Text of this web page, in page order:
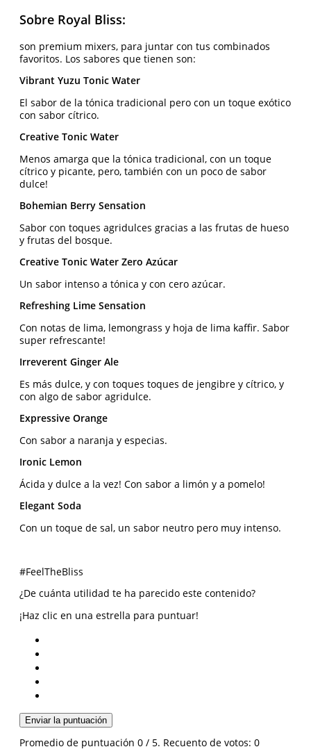
Sobre Royal Bliss:
son premium mixers, para juntar con tus combinados
favoritos. Los sabores que tienen son:
Vibrant Yuzu Tonic Water
El sabor de la tónica tradicional pero con un toque exótico
con sabor cítrico.
Creative Tonic Water
Menos amarga que la tónica tradicional, con un toque
cítrico y picante, pero, también con un poco de sabor
dulce!
Bohemian Berry Sensation
Sabor con toques agridulces gracias a las frutas de hueso
y frutas del bosque.
Creative Tonic Water Zero Azúcar
Un sabor intenso a tónica y con cero azúcar.
Refreshing Lime Sensation
Con notas de lima, lemongrass y hoja de lima kaffir. Sabor
super refrescante!
Irreverent Ginger Ale
Es más dulce, y con toques toques de jengibre y cítrico, y
con algo de sabor agridulce.
Expressive Orange
Con sabor a naranja y especias.
Ironic Lemon
Ácida y dulce a la vez! Con sabor a limón y a pomelo!
Elegant Soda
Con un toque de sal, un sabor neutro pero muy intenso.
#FeelTheBliss
¿De cuánta utilidad te ha parecido este contenido?
¡Haz clic en una estrella para puntuar!
Enviar la puntuación
Promedio de puntuación 0 / 5. Recuento de votos: 0